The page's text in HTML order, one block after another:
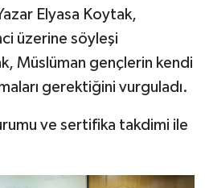
Elyasa Koytak,
üzerine söyleşi
Müslüman gençlerin kendi
gerektiğini vurguladı.
ve sertifika takdimi ile